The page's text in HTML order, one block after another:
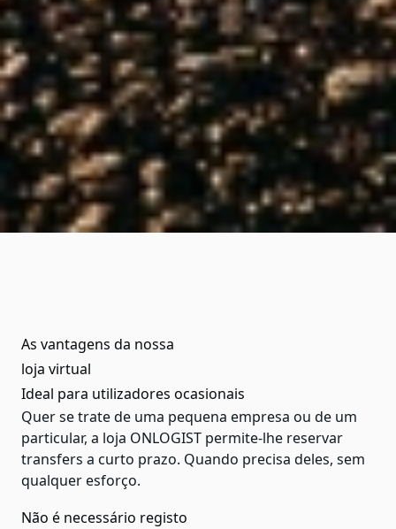
As vantagens da nossa
loja virtual
Ideal para utilizadores ocasionais
Quer se trate de uma pequena empresa ou de um
particular, a loja ONLOGIST permite-lhe reservar
transfers a curto prazo. Quando precisa deles, sem
qualquer esforço.
Não é necessário registo